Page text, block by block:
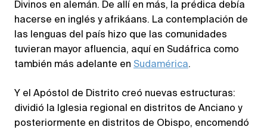
Divinos en alemán. De allí en más, la prédica debía
hacerse en inglés y afrikáans. La contemplación de
las lenguas del país hizo que las comunidades
tuvieran mayor afluencia, aquí en Sudáfrica como
también más adelante en Sudamérica.
Y el Apóstol de Distrito creó nuevas estructuras:
dividió la Iglesia regional en distritos de Anciano y
posteriormente en distritos de Obispo, encomendó